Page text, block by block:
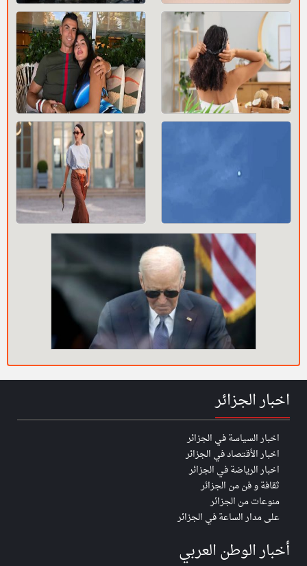
اخبار الجزائر
اخبار السياسة في الجزائر
اخبار الأقتصاد في الجزائر
اخبار الرياضة في الجزائر
ثقافة و فن من الجزائر
منوعات من الجزائر
على مدار الساعة في الجزائر
أخبار الوطن العربي